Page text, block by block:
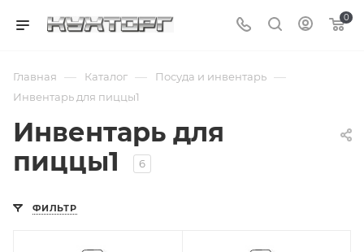
0
Главная — Каталог — Посуда и инвентарь —
Инвентарь для пиццы1
Инвентарь для
пиццы1
6
ФИЛЬТР